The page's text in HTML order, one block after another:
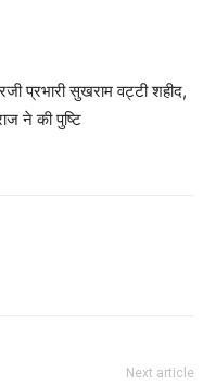
प्रभारी सुखराम वट्टी शहीद,
ने की पुष्टि
Next article